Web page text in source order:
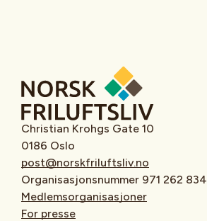
Christian Krohgs Gate 10
0186 Oslo
post@norskfriluftsliv.no
Organisasjonsnummer 971 262 834
Medlemsorganisasjoner
For presse